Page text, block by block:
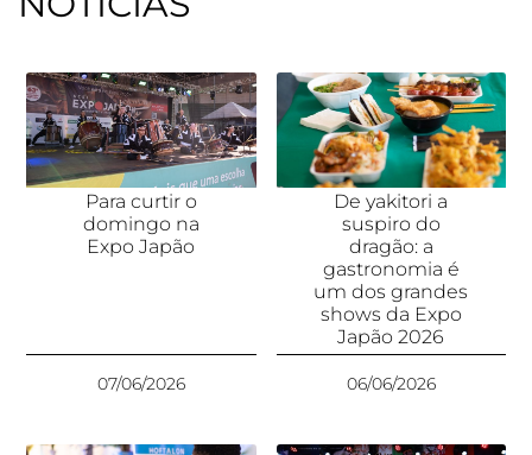
Para curtir o
domingo na
Expo Japão
07/06/2026
De yakitori a
suspiro do
dragão: a
gastronomia é
um dos grandes
shows da Expo
Japão 2026
06/06/2026